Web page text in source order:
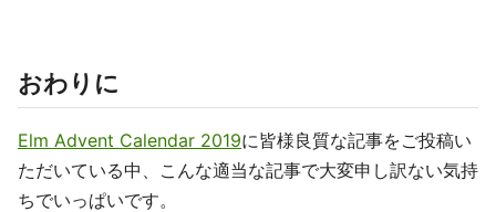
おわりに
Elm Advent Calendar 2019に皆様良質な記事をご投稿い
ただいている中、こんな適当な記事で大変申し訳ない気持
ちでいっぱいです。